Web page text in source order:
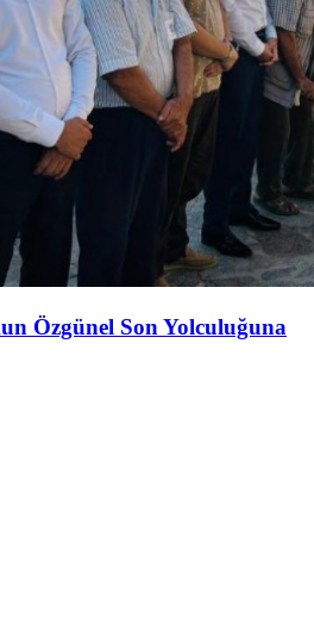
Özgünel Son Yolculuğuna